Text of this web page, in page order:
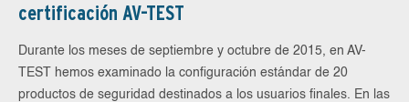
certificación AV-TEST
Durante los meses de septiembre y octubre de 2015, en AV-
TEST hemos examinado la configuración estándar de 20
productos de seguridad destinados a los usuarios finales. En las